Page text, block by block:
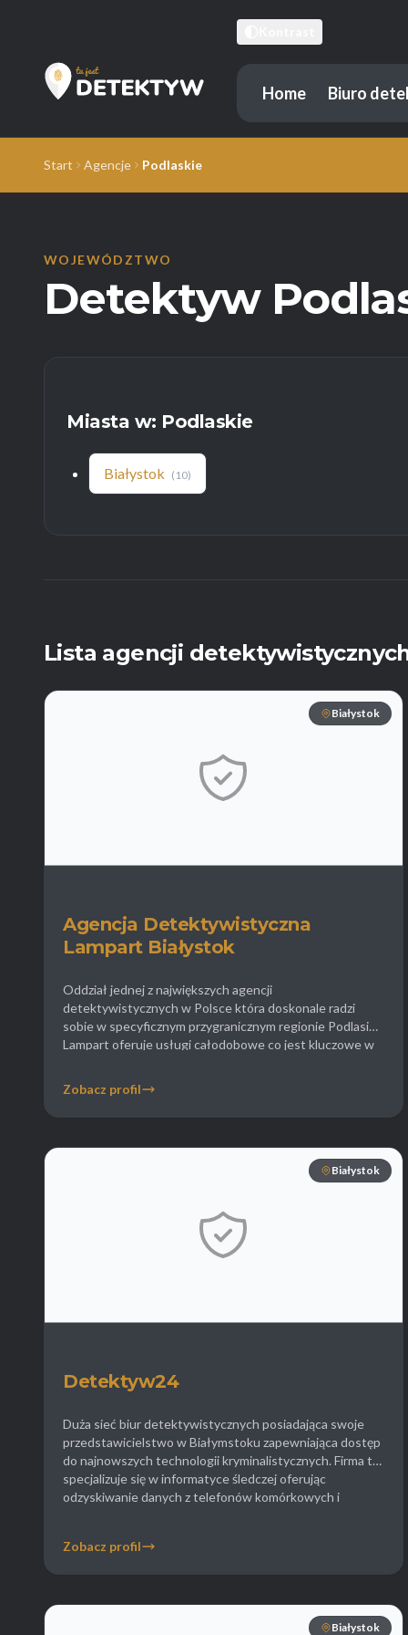
Home Biuro
Start Agencje Podlaskie
WOJEWÓDZTWO
Detektyw
Miasta w: Podlaskie
Białystok (10)
Lista agencji
Białystok
Agencja Detektywistyczna
Lampart Białystok
Oddział jednej z największych agencji
detektywistycznych w Polsce która doskonale radzi
sobie w specyficznym przygranicznym regionie Podlasia.
Lampart oferuje usługi całodobowe co jest kluczowe w
noktowizory co pozwala na skuteczne poszukiwania
osób zaginionych w trudnych terenach leśnych wokół
Zobacz profil
Białystok
Detektyw24
Duża sieć biur detektywistycznych posiadająca swoje
przedstawicielstwo w Białymstoku zapewniająca dostęp
do najnowszych technologii kryminalistycznych. Firma ta
specjalizuje się w informatyce śledczej oferując
odzyskiwanie danych z telefonów komórkowych i
oferuje także badania wariografem (wykrywacz kłamstw)
Zobacz profil
Białystok